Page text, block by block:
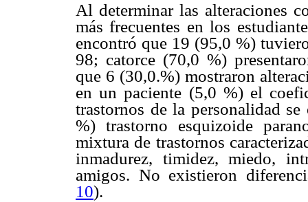
Al determinar las alteraciones
más frecuentes en los
encontró que 19 (95,0 %)
98; catorce (70,0 %)
que 6 (30,0.%) mostraron
en un paciente (5,0 %) el
trastornos de la personalidad
%) trastorno esquizoide
mixtura de trastornos
inmadurez, timidez, miedo,
amigos. No existieron
10).